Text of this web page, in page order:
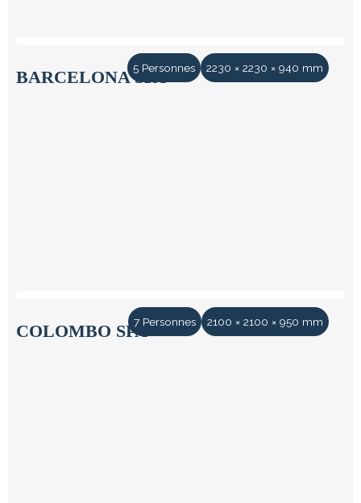
5 Personnes 2230 × 2230 × 940 mm
BARCELONA SPA
7 Personnes 2100 × 2100 × 950 mm
COLOMBO SPA